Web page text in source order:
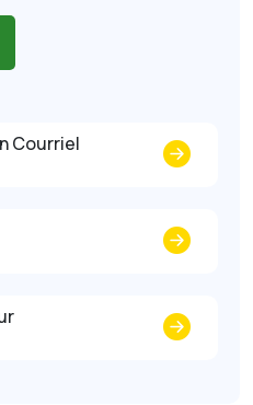
Courriel